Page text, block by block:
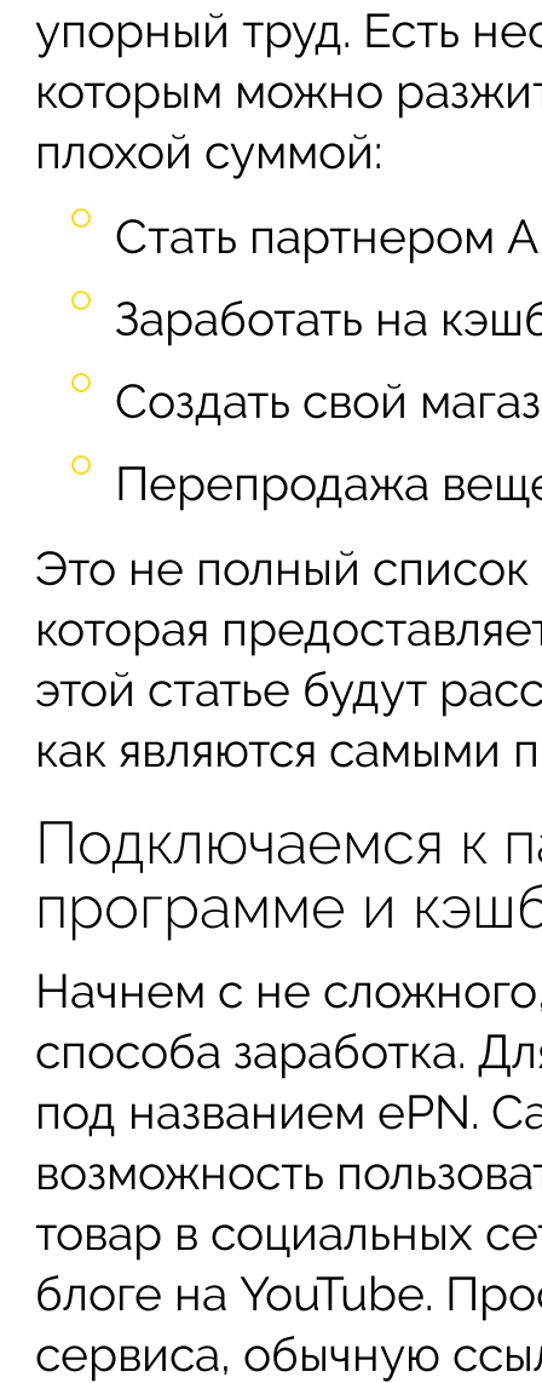
упорный труд. Есть
которым можно
плохой суммой:
Стать партнером
Заработать на
Создать свой
Перепродажа
Это не полный
которая
этой статье будут
как являются самыми
Подключаемся к
программе и
Начнем с не
способа заработка.
под названием ePN.
возможность
товар в социальных
блоге на YouTube.
сервиса, обычную